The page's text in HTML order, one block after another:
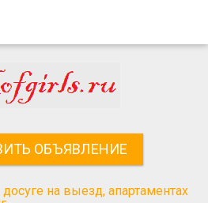
ОБЪЯВЛЕНИЕ
на выезд, апартаментах